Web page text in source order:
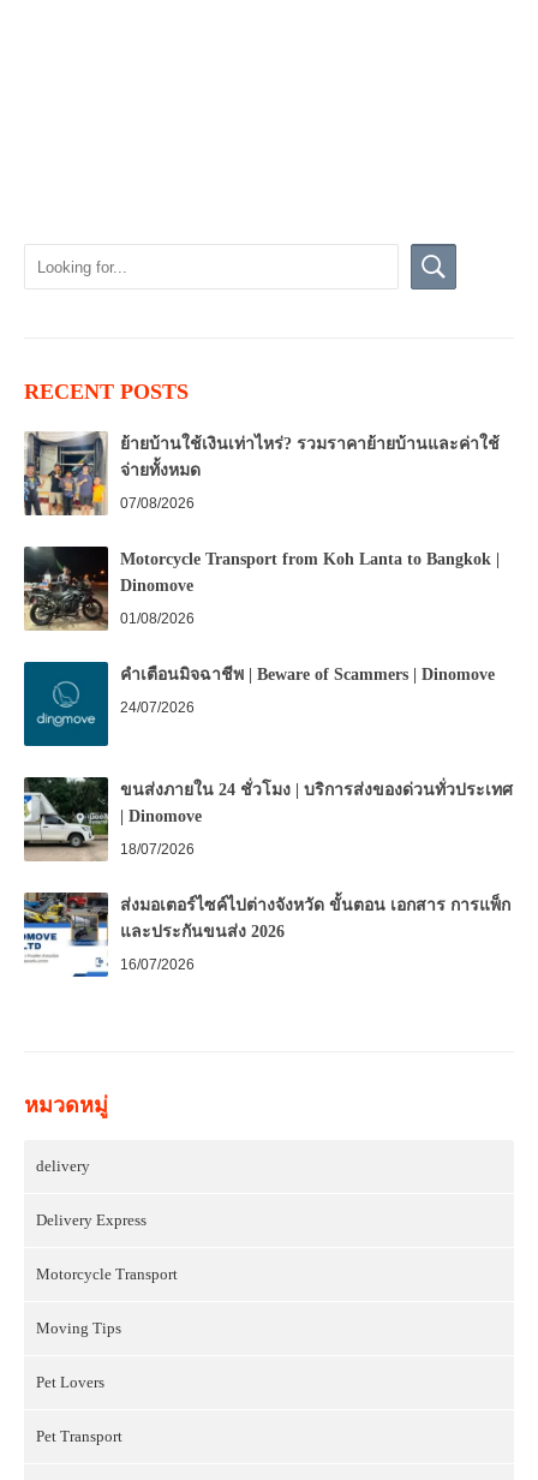
RECENT POSTS
ย้ายบ้านใช้เงินเท่าไหร่? รวมราคาย้ายบ้านและค่าใช้
จ่ายทั้งหมด
07/08/2026
Motorcycle Transport from Koh Lanta to Bangkok |
Dinomove
01/08/2026
คำเตือนมิจฉาชีพ | Beware of Scammers | Dinomove
24/07/2026
ขนส่งภายใน 24 ชั่วโมง | บริการส่งของด่วนทั่วประเทศ
| Dinomove
18/07/2026
ส่งมอเตอร์ไซค์ไปต่างจังหวัด ขั้นตอน เอกสาร การแพ็ก
และประกันขนส่ง 2026
16/07/2026
หมวดหมู่
delivery
Delivery Express
Motorcycle Transport
Moving Tips
Pet Lovers
Pet Transport